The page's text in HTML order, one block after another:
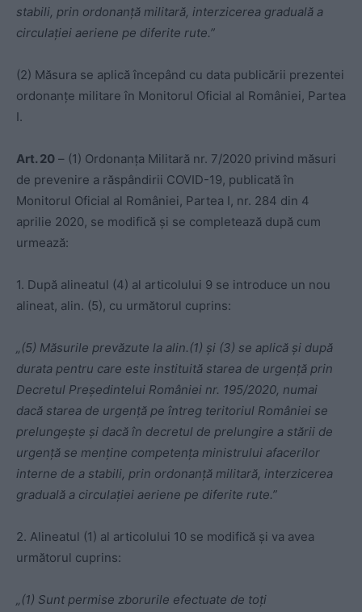
stabili, prin ordonanță militară, interzicerea graduală a
circulației aeriene pe diferite rute.”
(2) Măsura se aplică începând cu data publicării prezentei
ordonanțe militare în Monitorul Oficial al României, Partea
I.
Art. 20 – (1) Ordonanța Militară nr. 7/2020 privind măsuri
de prevenire a răspândirii COVID-19, publicată în
Monitorul Oficial al României, Partea I, nr. 284 din 4
aprilie 2020, se modifică și se completează după cum
urmează:
1. După alineatul (4) al articolului 9 se introduce un nou
alineat, alin. (5), cu următorul cuprins:
„(5) Măsurile prevăzute la alin.(1) și (3) se aplică și după
durata pentru care este instituită starea de urgență prin
Decretul Președintelui României nr. 195/2020, numai
dacă starea de urgență pe întreg teritoriul României se
prelungește și dacă în decretul de prelungire a stării de
urgență se menține competența ministrului afacerilor
interne de a stabili, prin ordonanță militară, interzicerea
graduală a circulației aeriene pe diferite rute.”
2. Alineatul (1) al articolului 10 se modifică și va avea
următorul cuprins:
„(1) Sunt permise zborurile efectuate de toți